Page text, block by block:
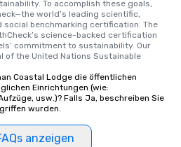
To accomplish these goals,
world’s leading scientific,
social benchmarking certification. The
science-backed certification
commitment to sustainability. Our
of the United Nations Sustainable
Coastal Lodge die öffentlichen
Einrichtungen (wie:
usw.)? Falls Ja, beschreiben Sie
wurden.
anzeigen